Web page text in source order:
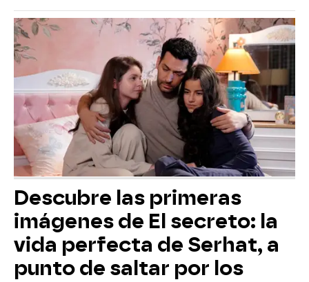
Descubre las primeras
imágenes de El secreto: la
vida perfecta de Serhat, a
punto de saltar por los